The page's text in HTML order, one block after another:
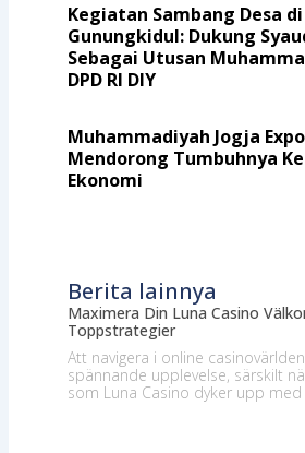
Kegiatan Sambang Desa di
Gunungkidul: Dukung
Sebagai Utusan
DPD RI DIY
Muhammadiyah Jogja
Mendorong Tumbuhnya
Ekonomi
Berita lainnya
Maximera Din Luna Casino
Toppstrategier
Att navigera i online
spännande upplevelse, särskilt
som Luna Casino dyker upp med